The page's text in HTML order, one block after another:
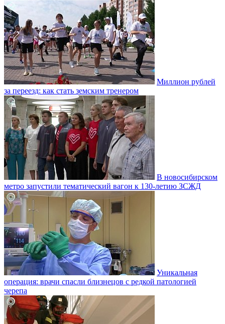
Миллион рублей
за переезд: как стать земским тренером
В новосибирском
метро запустили тематический вагон к 130-летию ЗСЖД
Уникальная
операция: врачи спасли близнецов с редкой патологией
черепа